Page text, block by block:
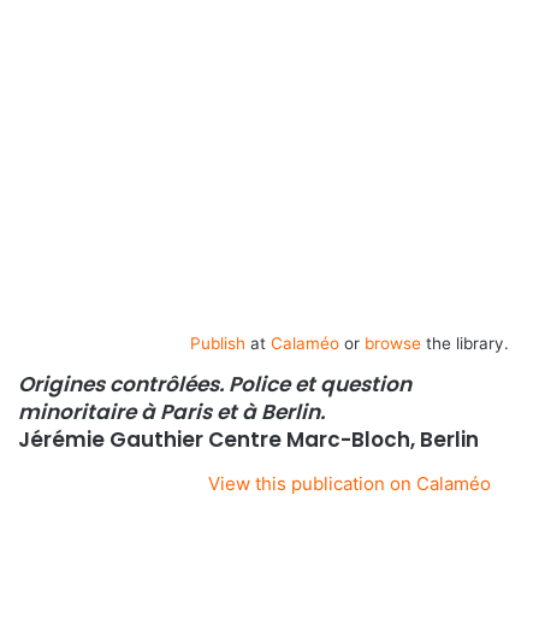
Publish at Calaméoor browsethe library.
Origines contrôlées. Police et question
minoritaire à Paris et à Berlin.
Jérémie Gauthier Centre Marc-Bloch, Berlin
View this publication on Calaméo